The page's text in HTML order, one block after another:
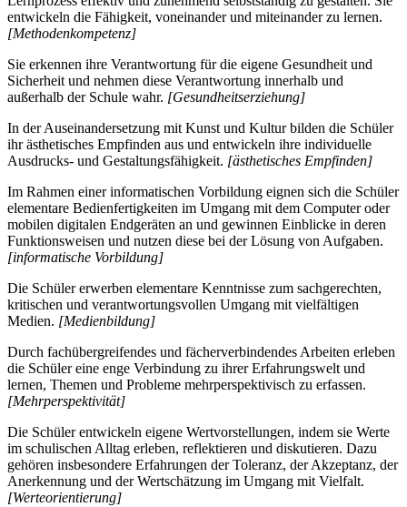
entwickeln die Fähigkeit, voneinander und miteinander zu lernen.
[Methodenkompetenz]
Sie erkennen ihre Verantwortung für die eigene Gesundheit und
Sicherheit und nehmen diese Verantwortung innerhalb und
außerhalb der Schule wahr. [Gesundheitserziehung]
In der Auseinandersetzung mit Kunst und Kultur bilden die Schüler
ihr ästhetisches Empfinden aus und entwickeln ihre individuelle
Ausdrucks- und Gestaltungsfähigkeit. [ästhetisches Empfinden]
Im Rahmen einer informatischen Vorbildung eignen sich die Schüler
elementare Bedienfertigkeiten im Umgang mit dem Computer oder
mobilen digitalen Endgeräten an und gewinnen Einblicke in deren
Funktionsweisen und nutzen diese bei der Lösung von Aufgaben.
[informatische Vorbildung]
Die Schüler erwerben elementare Kenntnisse zum sachgerechten,
kritischen und verantwortungsvollen Umgang mit vielfältigen
Medien. [Medienbildung]
Durch fachübergreifendes und fächerverbindendes Arbeiten erleben
die Schüler eine enge Verbindung zu ihrer Erfahrungswelt und
lernen, Themen und Probleme mehrperspektivisch zu erfassen.
[Mehrperspektivität]
Die Schüler entwickeln eigene Wertvorstellungen, indem sie Werte
im schulischen Alltag erleben, reflektieren und diskutieren. Dazu
gehören insbesondere Erfahrungen der Toleranz, der Akzeptanz, der
Anerkennung und der Wertschätzung im Umgang mit Vielfalt.
[Werteorientierung]